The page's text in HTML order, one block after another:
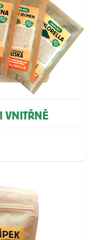
VNITŘNĚ